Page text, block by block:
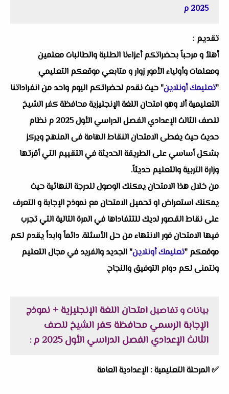
2025 م
تقديم :
أهلاُ و مرحباً بحضراتكم أعزاءنا الطلبة والطالبات معلمين
ومعلمات وأولياء الأمور زوار و متابعي موقعكم التعليمي
"تعليمك أونلاين" حيث نقدم لحضراتكم اليوم واحد من انفراداتنا
التعليمية ألا وهو امتحان اللغة الإنجليزية محافظة كفر الشيخ
للصف الثالث الإعدادي الفصل الدراسي الأول 2025 م نظام
حديث حيث يغطى الامتحان النقاط الهامة فى المنهج ويركز
بشكل أساسي على الطريقة الحديثة في التقييم التي أقرتها
وزارة التربية والتعليم حديثاً.
من خلال هذا الامتحان يمكنك الوصول للدرجة النهائية حيث
يمكنك استعراض او تحميل الامتحان مع نموذج الإجابة و التعرف
على نقاط القصور لديك للتتفاداها في المرة التالية التي تجرب
فيها الامتحان فور الانتهاء من حل الأسئلة. دائماً وابداً يقدم لكم
موقعكم "تعليمك أونلاين" الجديد والفريد في مجال التعليم
ونتمنى لكم دوام التوفيق والنجاح.
بيانات و تفاصيلامتحان اللغة الإنجليزية + نموذج
الإجابة الرسمي محافظة كفر الشيخ للصف
الثالث الإعدادي الفصل الدراسي الأول 2025 م
:
✅المرحلة التعليمية : الإعدادية العامة